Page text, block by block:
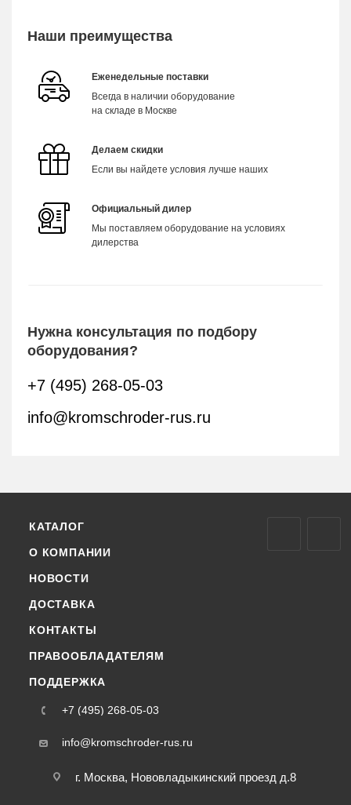
Наши преимущества
Еженедельные поставки
Всегда в наличии оборудование
на складе в Москве
Делаем скидки
Если вы найдете условия лучше наших
Официальный дилер
Мы поставляем оборудование на условиях
дилерства
Нужна консультация по подбору
оборудования?
+7 (495) 268-05-03
info@kromschroder-rus.ru
КАТАЛОГ
О КОМПАНИИ
НОВОСТИ
ДОСТАВКА
КОНТАКТЫ
ПРАВООБЛАДАТЕЛЯМ
ПОДДЕРЖКА
+7 (495) 268-05-03
info@kromschroder-rus.ru
г. Москва, Нововладыкинский проезд д.8